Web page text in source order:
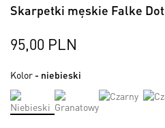
end
the
images
the
the
gallery
Skarpetki męskie Falke Dot
95,00 PLN
Kolor - niebieski